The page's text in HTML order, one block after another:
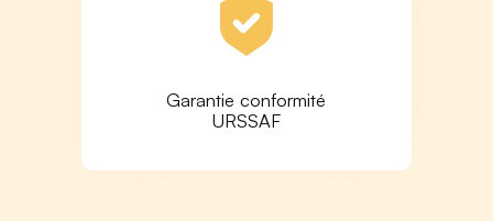
Garantie conformité
URSSAF